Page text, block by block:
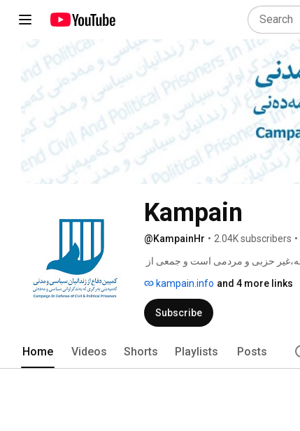
Kampain
@KampainHr • 2.04K subscribers •
راه‌اندازی شده است.
kampain.info and 4 more links
Subscribe
Home Videos Shorts Playlists Posts